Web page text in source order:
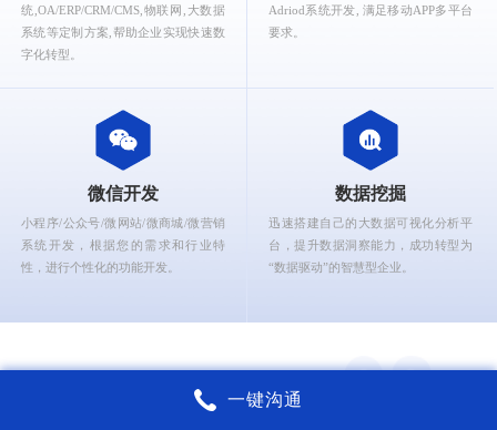
统,OA/ERP/CRM/CMS,物联网,大数据
系统等定制方案,帮助企业实现快速数
字化转型。
Adriod系统开发, 满足移动APP多平台
要求。
微信开发
小程序/公众号/微网站/微商城/微营销
系统开发，根据您的需求和行业特
性，进行个性化的功能开发。
数据挖掘
迅速搭建自己的大数据可视化分析平
台，提升数据洞察能力，成功转型为
“数据驱动”的智慧型企业。
锐智互动核心能力
一键沟通